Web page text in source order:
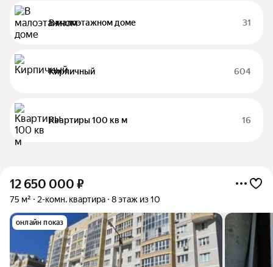
В малоэтажном доме 31
Кирпичный 604
Квартиры 100 кв м 16
12 650 000 ₽
75 м² 2-комн. квартира 8 этаж из 10
онлайн показ